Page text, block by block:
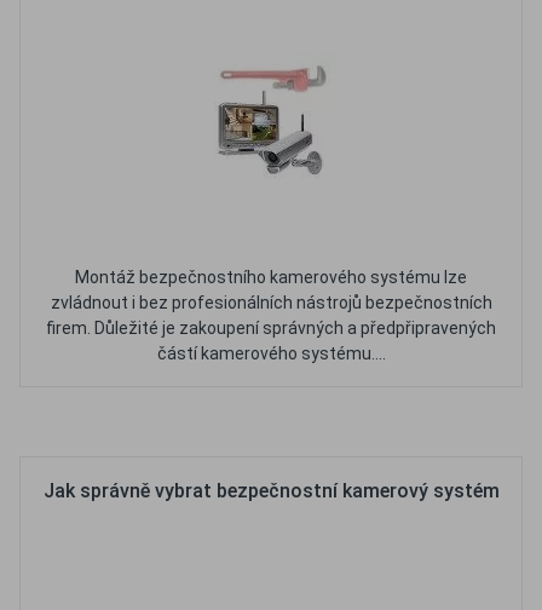
Montáž bezpečnostního kamerového systému lze
zvládnout i bez profesionálních nástrojů bezpečnostních
firem. Důležité je zakoupení správných a předpřipravených
částí kamerového systému....
Jak správně vybrat bezpečnostní kamerový systém